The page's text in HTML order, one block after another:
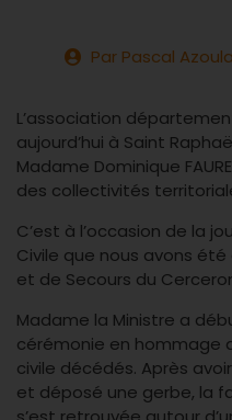
ParPascal
L’association
aujourd’hui à Saint
Madame Dominique
des collectivités
C’est à l’occasion de la
Civile que nous avons
et de Secours du
Madame la Ministre a
cérémonie en hommage
civile décédés. Après
et déposé une gerbe, la